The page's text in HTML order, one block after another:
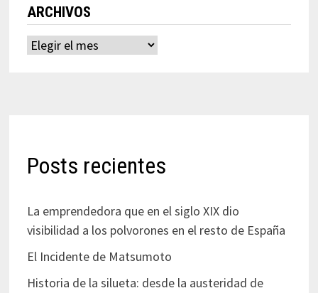
ARCHIVOS
Archivos
Posts recientes
La emprendedora que en el siglo XIX dio
visibilidad a los polvorones en el resto de España
El Incidente de Matsumoto
Historia de la silueta: desde la austeridad de